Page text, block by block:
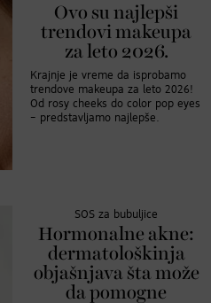
Ovo su najlepši
trendovi makeupa
za leto 2026.
Krajnje je vreme da isprobamo
trendove makeupa za leto 2026!
Od rosy cheeks do color pop eyes
– predstavljamo najlepše.
SOS za bubuljice
Hormonalne akne:
dermatološkinja
objašnjava šta može
da pomogne